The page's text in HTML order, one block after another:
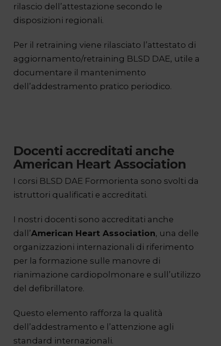
rilascio dell’attestazione secondo le
disposizioni regionali.
Per il retraining viene rilasciato l’attestato di
aggiornamento/retraining BLSD DAE, utile a
documentare il mantenimento
dell’addestramento pratico periodico.
Docenti accreditati anche
American Heart Association
I corsi BLSD DAE Formorienta sono svolti da
istruttori qualificati e accreditati.
I nostri docenti sono accreditati anche
dall’American Heart Association, una delle
organizzazioni internazionali di riferimento
per la formazione sulle manovre di
rianimazione cardiopolmonare e sull’utilizzo
del defibrillatore.
Questo elemento rafforza la qualità
dell’addestramento e l’attenzione agli
standard internazionali.